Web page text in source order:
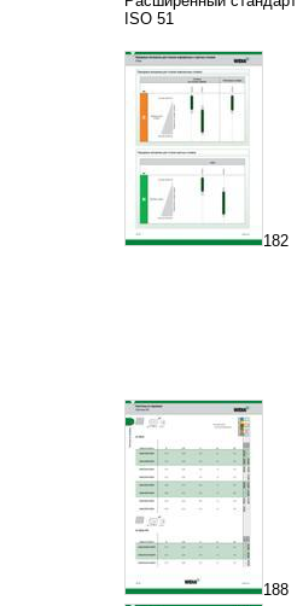
ISO 51
182
188